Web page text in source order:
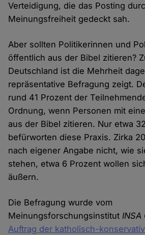
Verteidigung, die das Posting
Meinungsfreiheit gedeckt sah.
Aber sollten Politikerinnen und
öffentlich aus der Bibel zitieren?
Deutschland ist die Mehrheit
repräsentative Befragung zeigt.
rund 41 Prozent der
Ordnung, wenn Personen mit
aus der Bibel zitieren. Nur etwa
befürworten diese Praxis. Zirka
nach eigener Angabe nicht, wie
stehen, etwa 6 Prozent wollen
äußern.
Die Befragung wurde vom
MeinungsforschungsinstitutINSA
Auftrag der katholisch-